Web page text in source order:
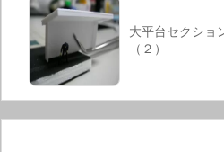
大平台セクシ
（２）